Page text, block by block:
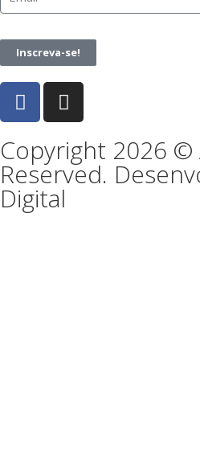
Inscreva-se!
Copyright 2026 ©
Reserved.
Digital